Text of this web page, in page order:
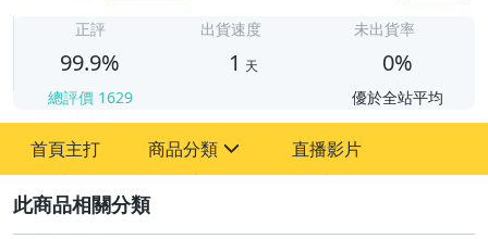
正評
99.9%
總評價 1629
出貨速度
1 天
未出貨率
0%
優於全站平均
首頁主打 商品分類
成人專區
直播影片